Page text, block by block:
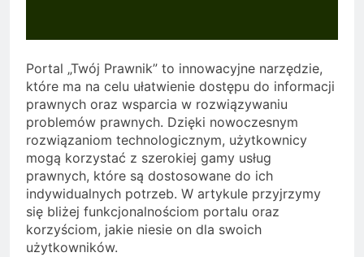
Portal „Twój Prawnik” to innowacyjne narzędzie,
które ma na celu ułatwienie dostępu do informacji
prawnych oraz wsparcia w rozwiązywaniu
problemów prawnych. Dzięki nowoczesnym
rozwiązaniom technologicznym, użytkownicy
mogą korzystać z szerokiej gamy usług
prawnych, które są dostosowane do ich
indywidualnych potrzeb. W artykule przyjrzymy
się bliżej funkcjonalnościom portalu oraz
korzyściom, jakie niesie on dla swoich
użytkowników.